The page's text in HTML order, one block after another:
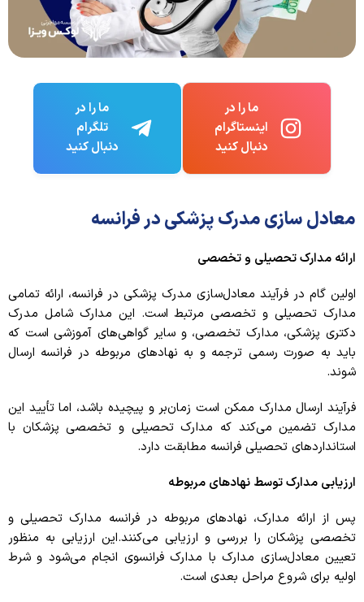
ما را در
اینستاگرام
دنبال کنید
ما را در
تلگرام
دنبال کنید
معادل سازی مدرک پزشکی در فرانسه
ارائه مدارک تحصیلی و تخصصی
اولین گام در فرآیند معادل‌سازی مدرک پزشکی در فرانسه، ارائه تمامی
مدارک تحصیلی و تخصصی مرتبط است. این مدارک شامل مدرک
دکتری پزشکی، مدارک تخصصی، و سایر گواهی‌های آموزشی است که
باید به صورت رسمی ترجمه و به نهادهای مربوطه در فرانسه ارسال
شوند.
فرآیند ارسال مدارک ممکن است زمان‌بر و پیچیده باشد، اما تأیید این
مدارک تضمین می‌کند که مدارک تحصیلی و تخصصی پزشکان با
استانداردهای تحصیلی فرانسه مطابقت دارد.
ارزیابی مدارک توسط نهادهای مربوطه
پس از ارائه مدارک، نهادهای مربوطه در فرانسه مدارک تحصیلی و
تخصصی پزشکان را بررسی و ارزیابی می‌کنند.این ارزیابی به منظور
تعیین معادل‌سازی مدارک با مدارک فرانسوی انجام می‌شود و شرط
اولیه برای شروع مراحل بعدی است.